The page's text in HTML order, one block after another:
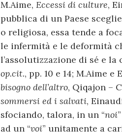
M.Aime, Eccessi di culture,
pubblica di un Paese
o religiosa, essa tende a
le infermità e le deformità
l’assolutizzazione di sé e
op.cit., pp. 10 e 14; M.Aime e
bisogno dell’altro, Qiqajon –
sommersi ed i salvati,
sfociando, talora, in un “noi
ad un “voi” unitamente a